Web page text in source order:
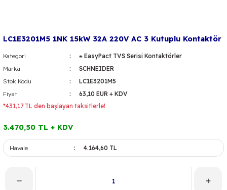
LC1E3201M5 1NK 15kW 32A 220V AC 3 Kutuplu Kontaktör
Kategori
⁕ EasyPact TVS Serisi Kontaktörler
Marka
SCHNEIDER
Stok Kodu
LC1E3201M5
Fiyat
63,10 EUR + KDV
*431,17 TL den başlayan taksitlerle!
3.470,50 TL + KDV
Havale 4.164,60 TL